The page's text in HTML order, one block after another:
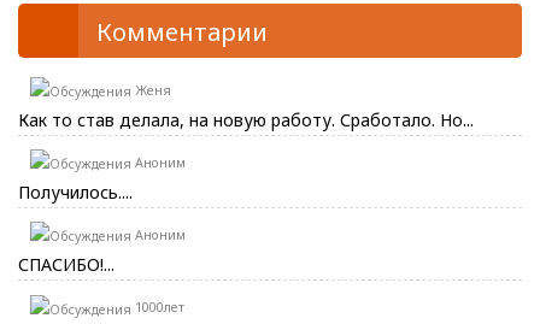
Комментарии
Женя
Как то став делала, на новую работу. Сработало. Но...
Аноним
Получилось....
Аноним
СПАСИБО!...
1000лет